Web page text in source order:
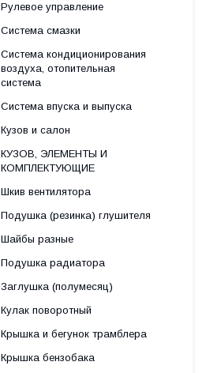
Рулевое управление
Система смазки
Система кондиционирования
воздуха, отопительная
система
Система впуска и выпуска
Кузов и салон
КУЗОВ, ЭЛЕМЕНТЫ И
КОМПЛЕКТУЮЩИЕ
Шкив вентилятора
Подушка (резинка) глушителя
Шайбы разные
Подушка радиатора
Заглушка (полумесяц)
Кулак поворотный
Крышка и бегунок трамблера
Крышка бензобака